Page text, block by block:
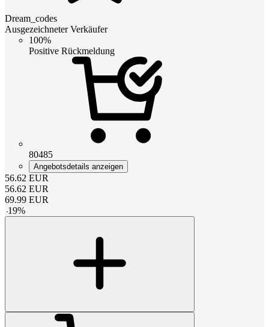
Dream_codes
Ausgezeichneter Verkäufer
100%
Positive Rückmeldung
80485
Angebotsdetails anzeigen
56.62 EUR
56.62 EUR
69.99 EUR
-19%